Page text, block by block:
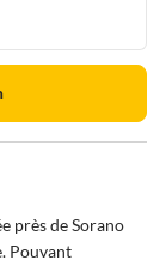
près de Sorano
Pouvant